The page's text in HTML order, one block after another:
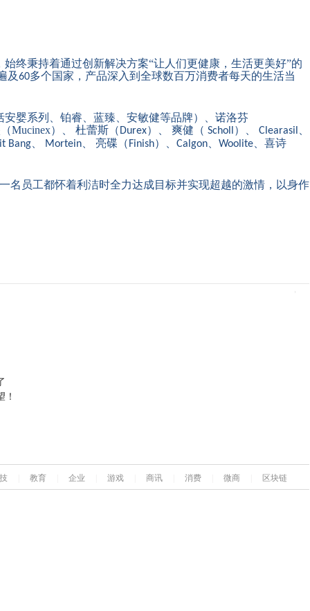
终秉持着通过创新解决方案“让人们更健康，生活更美好”的
及60多个国家，产品深入到全球数百万消费者每天的生活当
婴系列、铂睿、蓝臻、安敏健等品牌）、诺洛芬
Mucinex）、 杜蕾斯（ Durex）、 爽健（ Scholl ）、 Clearasil
Bang Mortein 、 亮碟（ Finish）、 Calgon Woolite 、喜诗
名员工都怀着利洁时全力达成目标并实现超越的激情，以身作
教育 企业 游戏 商讯 消费 微商 区块链